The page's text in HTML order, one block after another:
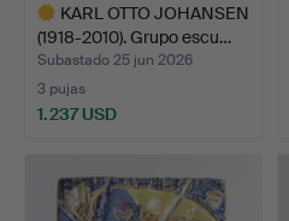
KARL OTTO JOHANSEN
(1918-2010). Grupo escu…
Subastado 25 jun 2026
3 pujas
1.237 USD
seleccionado